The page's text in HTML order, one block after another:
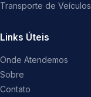
Transporte de Veículos
Links Úteis
Onde Atendemos
Sobre
Contato